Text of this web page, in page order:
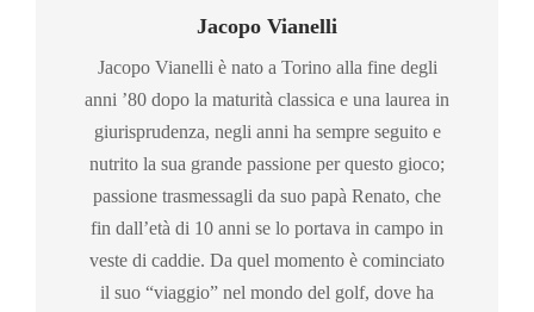
Jacopo Vianelli
Jacopo Vianelli è nato a Torino alla fine degli
anni ’80 dopo la maturità classica e una laurea in
giurisprudenza, negli anni ha sempre seguito e
nutrito la sua grande passione per questo gioco;
passione trasmessagli da suo papà Renato, che
fin dall’età di 10 anni se lo portava in campo in
veste di caddie. Da quel momento è cominciato
il suo “viaggio” nel mondo del golf, dove ha